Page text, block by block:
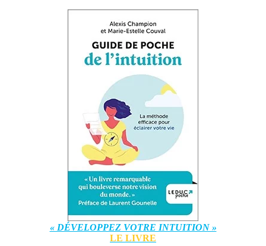
« DÉVELOPPEZ VOTRE INTUITION »
LE LIVRE